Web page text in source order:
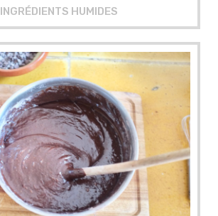
INGRÉDIENTS HUMIDES